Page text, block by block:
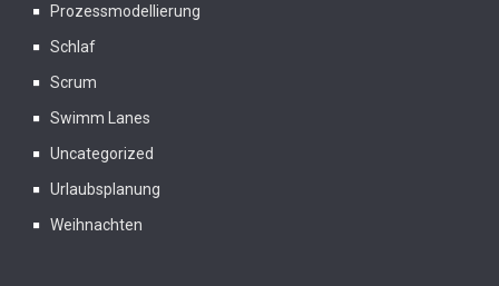
Prozessmodellierung
Schlaf
Scrum
Swimm Lanes
Uncategorized
Urlaubsplanung
Weihnachten